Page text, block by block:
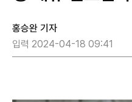
홍승완 기자
입력 2024-04-18 09:41